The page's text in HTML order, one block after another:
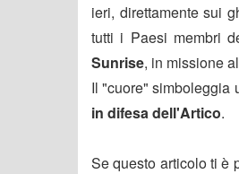
ieri, direttamente sui
tutti i Paesi membri
Sunrise, in missione
Il "cuore" simboleggia
in difesa dell'Artico.
Se questo articolo ti è